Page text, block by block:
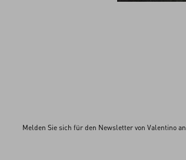
Melden Sie sich für den Newsletter von Valentino an